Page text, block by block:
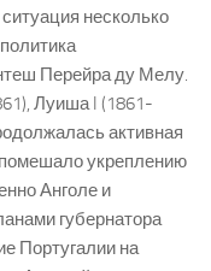
несколько
Перейра ду Мелу.
Луиша I (1861-
активная
помешало укреплению
Анголе и
губернатора
Португалии на